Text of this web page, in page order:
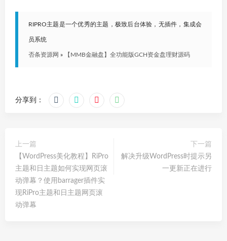
RIPRO主题是一个优秀的主题，极致后台体验，无插件，集成会
员系统
否条资源网 » 【MMB金融盘】全功能版GCH资金盘理财源码
分享到：
上一篇
【WordPress美化教程】RiPro
主题和日主题如何实现网页滚
动弹幕？使用barrager插件实
现RiPro主题和日主题网页滚
动弹幕
下一篇
解决升级WordPress时提示另
一更新正在进行